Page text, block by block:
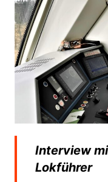
Interview
Lokführer